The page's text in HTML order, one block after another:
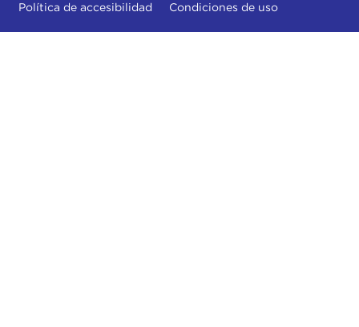
Política de accesibilidad
Condiciones de uso